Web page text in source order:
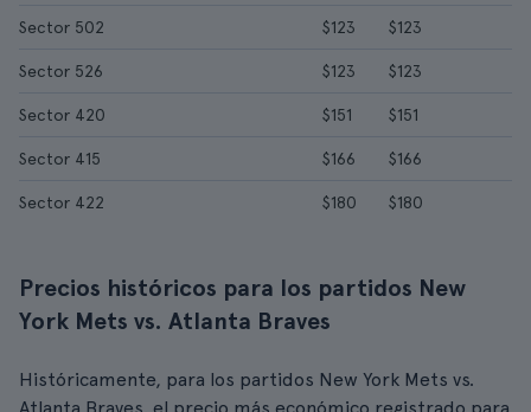
Sector 502 $123 $123
Sector 526 $123 $123
Sector 420 $151 $151
Sector 415 $166 $166
Sector 422 $180 $180
Precios históricos para los partidos New
York Mets vs. Atlanta Braves
Históricamente, para los partidos New York Mets vs.